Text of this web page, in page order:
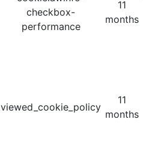
checkbox-
performance
11
months
viewed_cookie_policy
11
months